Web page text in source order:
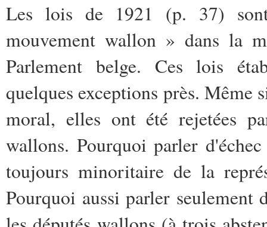
Les lois de 1921 (p. 37)
mouvement wallon » dans la
Parlement belge. Ces lois
quelques exceptions près.
moral, elles ont été rejetées
wallons. Pourquoi parler
toujours minoritaire de la
Pourquoi aussi parler